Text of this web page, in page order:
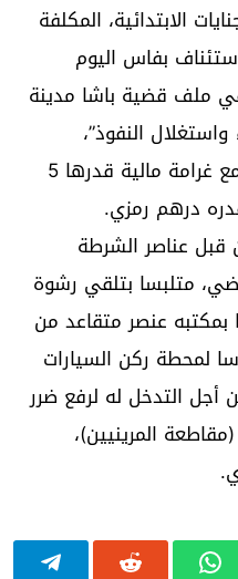
غرفة الجنايات الابتدائية، المكلفة
بفاس اليوم
أبريل 2017 قضت في ملف قضية باشا مدينة
النفوذ”،
بالسجن النافذ لمدة 3 أشهر مع غرامة مالية قدرها 5
درهم رمزي.
قبل عناصر الشرطة
21 فبراير الماضي، متلبسا بتلقي رشوة
عنصر متقاعد من
لمحطة ركن السيارات
أجل التدخل له لرفع ضرر
المرينيين)،